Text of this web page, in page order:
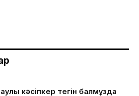
кәсіпкер тегін балмұздақ